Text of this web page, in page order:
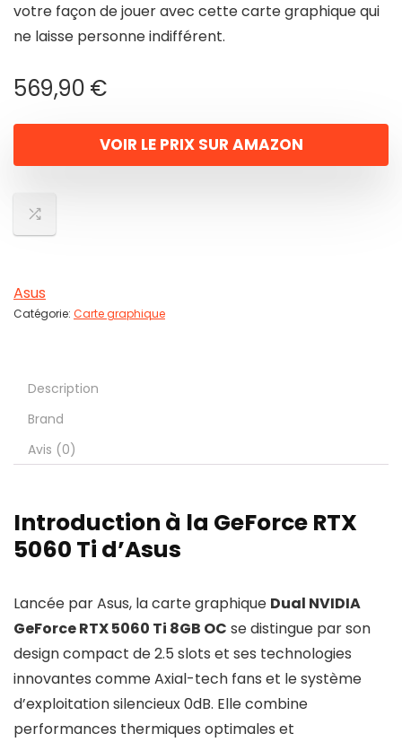
votre façon de jouer avec cette carte graphique qui
ne laisse personne indifférent.
569,90 €
VOIR LE PRIX SUR AMAZON
Asus
Catégorie: Carte graphique
Description
Brand
Avis (0)
Introduction à la GeForce RTX
5060 Ti d’Asus
Lancée par Asus, la carte graphique Dual NVIDIA
GeForce RTX 5060 Ti 8GB OC se distingue par son
design compact de 2.5 slots et ses technologies
innovantes comme Axial-tech fans et le système
d’exploitation silencieux 0dB. Elle combine
performances thermiques optimales et